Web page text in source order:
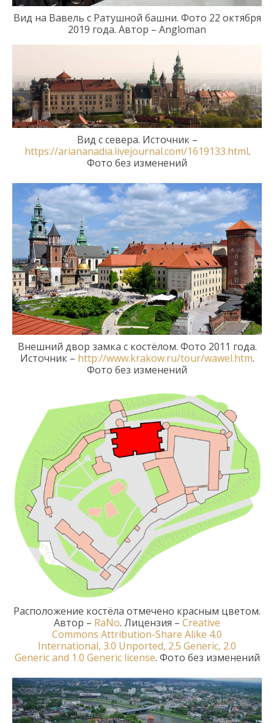
Вид на Вавель с Ратушной башни. Фото 22 октября
2019 года. Автор – Angloman
Вид ссевера. Источник –
https://ariananadia.livejournal.com/1619133.html.
Фото без изменений
Внешний двор замка с костёлом. Фото 2011 года.
Источник – http://www.krakow.ru/tour/wawel.htm.
Фото без изменений
Расположение костёла отмечено красным цветом.
Автор – RaNo. Лицензия – Creative
Commons Attribution-Share Alike 4.0
International, 3.0 Unported, 2.5 Generic, 2.0
Genericand 1.0 Genericlicense. Фото без изменений